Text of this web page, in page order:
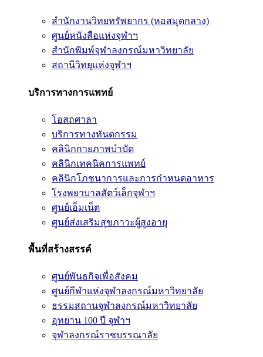
สำนักงานวิทยทรัพยากร (หอสมุดกลาง)
ศูนย์หนังสือแห่งจุฬาฯ
สำนักพิมพ์จุฬาลงกรณ์มหาวิทยาลัย
สถานีวิทยุแห่งจุฬาฯ
บริการทางการแพทย์
โอสถศาลา
บริการทางทันตกรรม
คลินิกกายภาพบำบัด
คลินิกเทคนิคการแพทย์
คลินิกโภชนาการและการกำหนดอาหาร
โรงพยาบาลสัตว์เล็กจุฬาฯ
ศูนย์เอ็มเน็ต
ศูนย์ส่งเสริมสุขภาวะผู้สูงอายุ
พื้นที่สร้างสรรค์
ศูนย์พันธกิจเพื่อสังคม
ศูนย์กีฬาแห่งจุฬาลงกรณ์มหาวิทยาลัย
ธรรมสถานจุฬาลงกรณ์มหาวิทยาลัย
อุทยาน 100 ปี จุฬาฯ
จุฬาลงกรณ์ราชบรรณาลัย